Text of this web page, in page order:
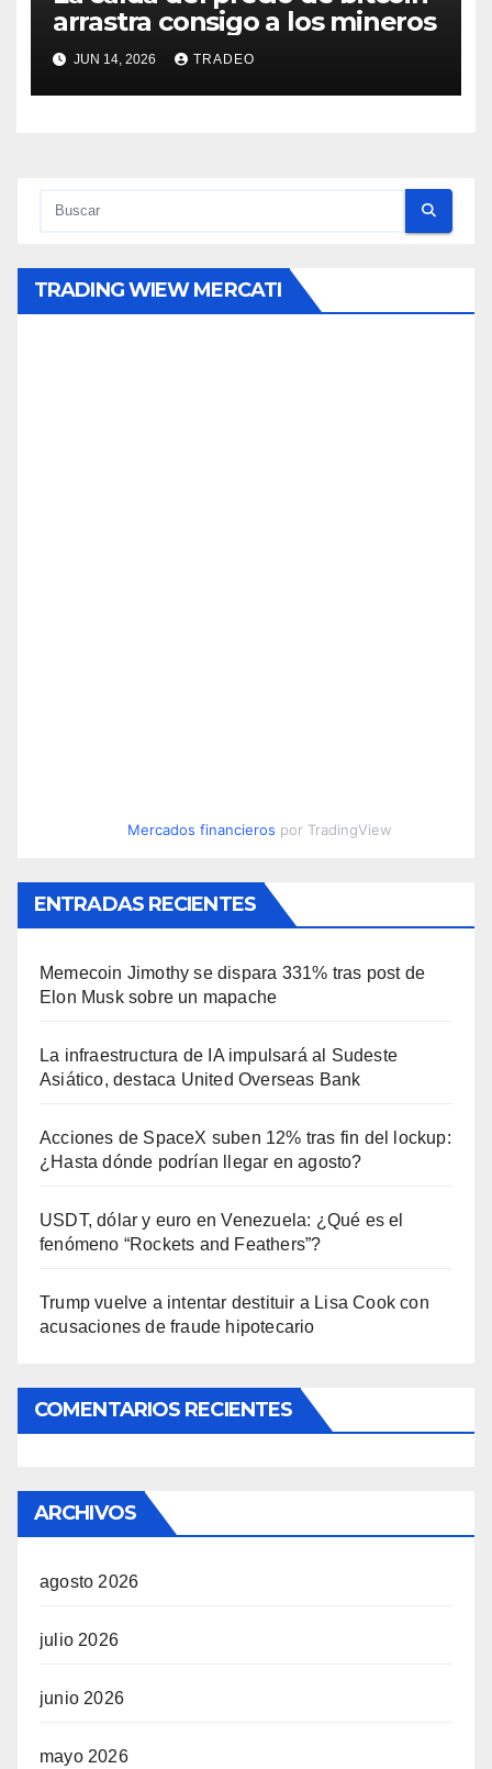
arrastra consigo a los mineros
JUN 14, 2026 TRADEO
TRADING WIEW MERCATI
Mercados financieros por TradingView
ENTRADAS RECIENTES
Memecoin Jimothy se dispara 331% tras post de
Elon Musk sobre un mapache
La infraestructura de IA impulsará al Sudeste
Asiático, destaca United Overseas Bank
Acciones de SpaceX suben 12% tras fin del lockup:
¿Hasta dónde podrían llegar en agosto?
USDT, dólar y euro en Venezuela: ¿Qué es el
fenómeno “Rockets and Feathers”?
Trump vuelve a intentar destituir a Lisa Cook con
acusaciones de fraude hipotecario
COMENTARIOS RECIENTES
ARCHIVOS
agosto 2026
julio 2026
junio 2026
mayo 2026